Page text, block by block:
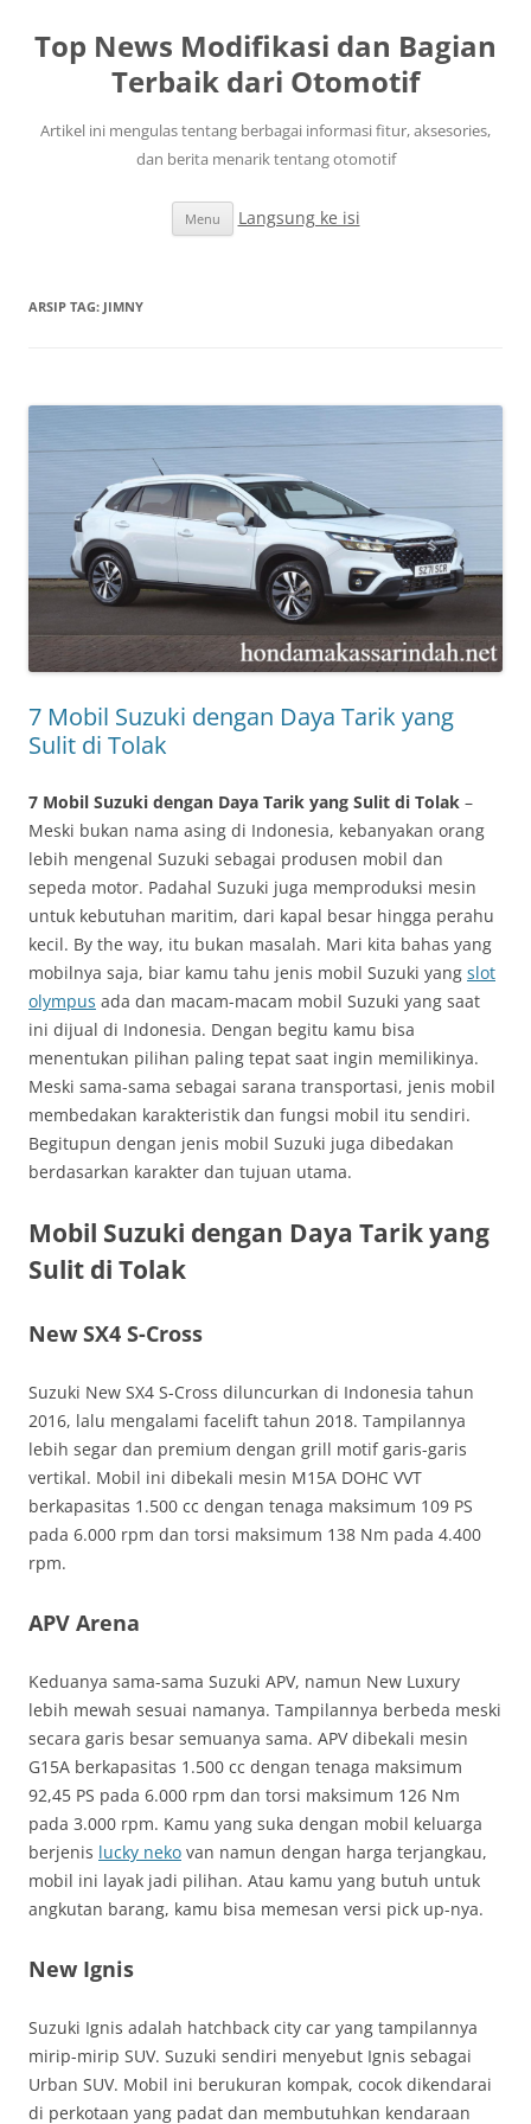
Top News Modifikasi dan Bagian
Terbaik dari Otomotif
Artikel ini mengulas tentang berbagai informasi fitur, aksesories,
dan berita menarik tentang otomotif
Menu Langsung ke isi
ARSIP TAG: JIMNY
7 Mobil Suzuki dengan Daya Tarik yang
Sulit di Tolak
7 Mobil Suzuki dengan Daya Tarik yang Sulit di Tolak –
Meski bukan nama asing di Indonesia, kebanyakan orang
lebih mengenal Suzuki sebagai produsen mobil dan
sepeda motor. Padahal Suzuki juga memproduksi mesin
untuk kebutuhan maritim, dari kapal besar hingga perahu
kecil. By the way, itu bukan masalah. Mari kita bahas yang
mobilnya saja, biar kamu tahu jenis mobil Suzuki yang slot
olympus ada dan macam-macam mobil Suzuki yang saat
ini dijual di Indonesia. Dengan begitu kamu bisa
menentukan pilihan paling tepat saat ingin memilikinya.
Meski sama-sama sebagai sarana transportasi, jenis mobil
membedakan karakteristik dan fungsi mobil itu sendiri.
Begitupun dengan jenis mobil Suzuki juga dibedakan
berdasarkan karakter dan tujuan utama.
Mobil Suzuki dengan Daya Tarik yang
Sulit di Tolak
New SX4 S-Cross
Suzuki New SX4 S-Cross diluncurkan di Indonesia tahun
2016, lalu mengalami facelift tahun 2018. Tampilannya
lebih segar dan premium dengan grill motif garis-garis
vertikal. Mobil ini dibekali mesin M15A DOHC VVT
berkapasitas 1.500 cc dengan tenaga maksimum 109 PS
pada 6.000 rpm dan torsi maksimum 138 Nm pada 4.400
rpm.
APV Arena
Keduanya sama-sama Suzuki APV, namun New Luxury
lebih mewah sesuai namanya. Tampilannya berbeda meski
secara garis besar semuanya sama. APV dibekali mesin
G15A berkapasitas 1.500 cc dengan tenaga maksimum
92,45 PS pada 6.000 rpm dan torsi maksimum 126 Nm
pada 3.000 rpm. Kamu yang suka dengan mobil keluarga
berjenis lucky neko van namun dengan harga terjangkau,
mobil ini layak jadi pilihan. Atau kamu yang butuh untuk
angkutan barang, kamu bisa memesan versi pick up-nya.
New Ignis
Suzuki Ignis adalah hatchback city car yang tampilannya
mirip-mirip SUV. Suzuki sendiri menyebut Ignis sebagai
Urban SUV. Mobil ini berukuran kompak, cocok dikendarai
di perkotaan yang padat dan membutuhkan kendaraan